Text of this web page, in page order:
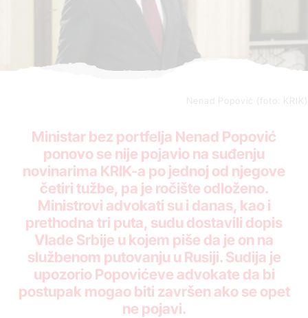
Nenad Popović (foto: KRIK)
Ministar bez portfelja Nenad Popović
ponovo se nije pojavio na suđenju
novinarima KRIK-a po jednoj od njegove
četiri tužbe, pa je ročište odloženo.
Ministrovi advokati su i danas, kao i
prethodna tri puta, sudu dostavili dopis
Vlade Srbije u kojem piše da je on na
službenom putovanju u Rusiji. Sudija je
upozorio Popovićeve advokate da bi
postupak mogao biti završen ako se opet
ne pojavi.